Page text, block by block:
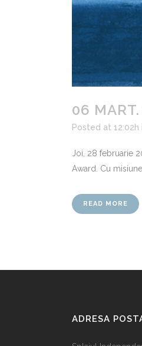
06 MART.
Posted at 12:02h
Joi, 28 februarie
Award. Cu
READ MORE
ADRESA